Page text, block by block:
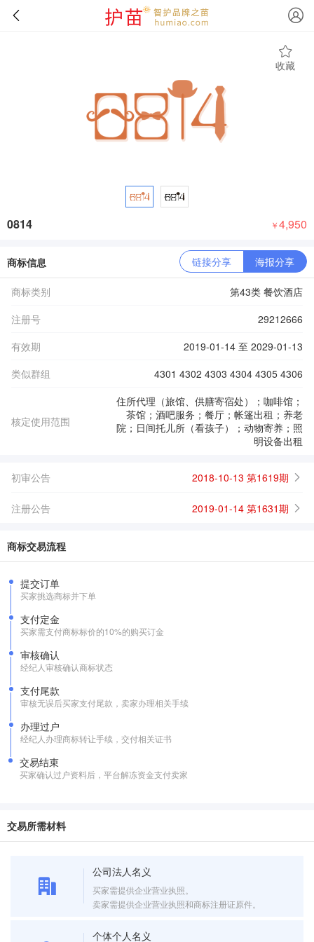
收藏
0814 ￥4,950
商标信息 链接分享 海报分享
商标类别
第43类 餐饮酒店
注册号
29212666
有效期
2019-01-14 至 2029-01-13
类似群组
4301 4302 4303 4304 4305 4306
核定使用范围
住所代理（旅馆、供膳寄宿处）；咖啡馆；
茶馆；酒吧服务；餐厅；帐篷出租；养老
院；日间托儿所（看孩子）；动物寄养；照
明设备出租
初审公告 2018-10-13 第1619期
注册公告 2019-01-14 第1631期
商标交易流程
提交订单
买家挑选商标并下单
支付定金
买家需支付商标标价的10%的购买订金
审核确认
经纪人审核确认商标状态
支付尾款
审核无误后买家支付尾款，卖家办理相关手续
办理过户
经纪人办理商标转让手续，交付相关证书
交易结束
买家确认过户资料后，平台解冻资金支付卖家
交易所需材料
公司法人名义
买家需提供企业营业执照。
卖家需提供企业营业执照和商标注册证原件。
个体个人名义